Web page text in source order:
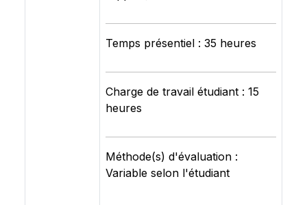
Temps présentiel : 35 heures
Charge de travail étudiant : 15
heures
Méthode(s) d'évaluation :
Variable selon l'étudiant